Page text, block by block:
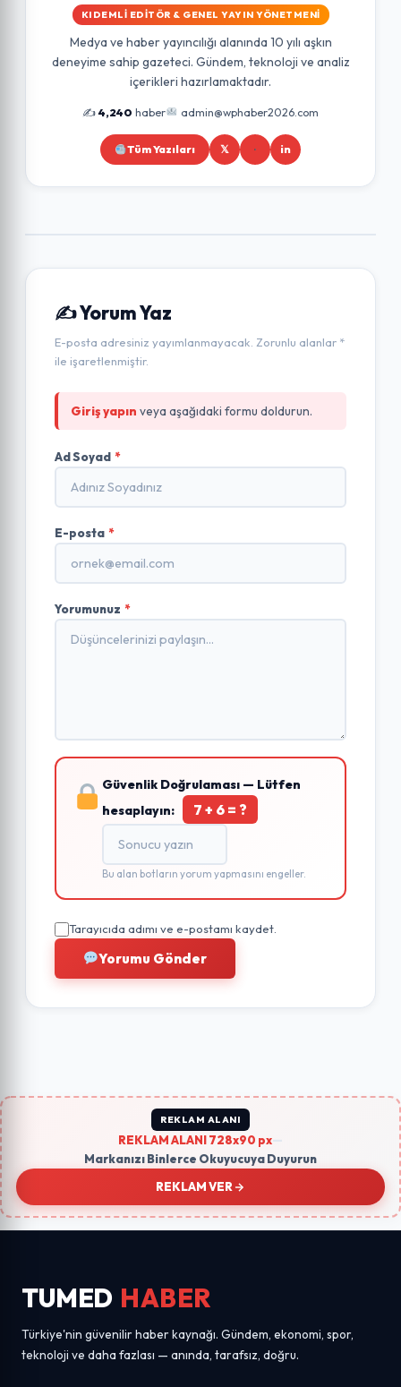
KIDEMLI EDITÖR & GENEL YAYIN YÖNETMENI
Medya ve haber yayıncılığı alanında 10 yılı aşkın
deneyime sahip gazeteci. Gündem, teknoloji ve analiz
içerikleri hazırlamaktadır.
✍️4,240 haber admin@wphaber2026.com
Tüm Yazıları 𝕏 in
✍️ Yorum Yaz
E-posta adresiniz yayımlanmayacak. Zorunlu alanlar *
ile işaretlenmiştir.
Giriş yapın veya aşağıdaki formu doldurun.
Ad Soyad *
E-posta *
Yorumunuz *
Güvenlik Doğrulaması — Lütfen
hesaplayın:
7 + 6 = ?
Bu alan botların yorum yapmasını engeller.
Tarayıcıda adımı ve e-postamı kaydet.
Yorumu Gönder
REKLAM ALANI
REKLAM ALANI 728x90 px
Markanızı Binlerce Okuyucuya Duyurun
REKLAM VER
TUMED HABER
Türkiye'nin güvenilir haber kaynağı. Gündem, ekonomi, spor,
teknoloji ve daha fazlası — anında, tarafsız, doğru.